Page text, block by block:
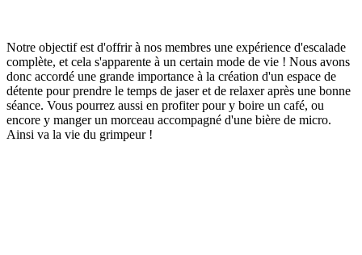
Notre objectif est d'offrir à nos membres une expérience d'escalade
complète, et cela s'apparente à un certain mode de vie ! Nous avons
donc accordé une grande importance à la création d'un espace de
détente pour prendre le temps de jaser et de relaxer après une bonne
séance. Vous pourrez aussi en profiter pour y boire un café, ou
encore y manger un morceau accompagné d'une bière de micro.
Ainsi va la vie du grimpeur !